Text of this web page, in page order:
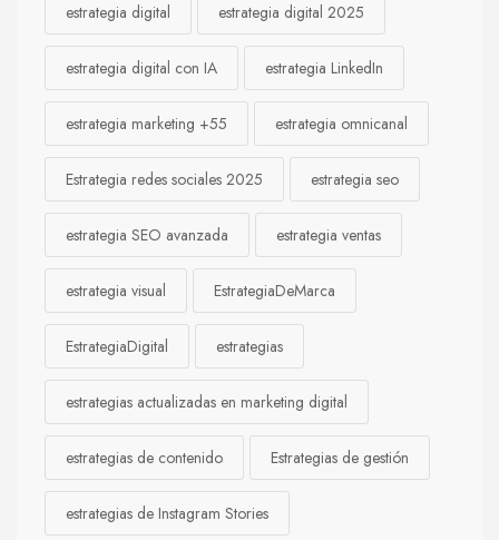
estrategia digital estrategia digital 2025
estrategia digital con IA estrategia LinkedIn
estrategia marketing +55 estrategia omnicanal
Estrategia redes sociales 2025 estrategia seo
estrategia SEO avanzada estrategia ventas
estrategia visual EstrategiaDeMarca
EstrategiaDigital estrategias
estrategias actualizadas en marketing digital
estrategias de contenido Estrategias de gestión
estrategias de Instagram Stories